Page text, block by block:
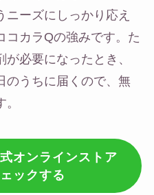
ーズにしっかり応え
コカラQの強みです。た
必要になったとき、
のうちに届くので、無
オンラインストア
ックする